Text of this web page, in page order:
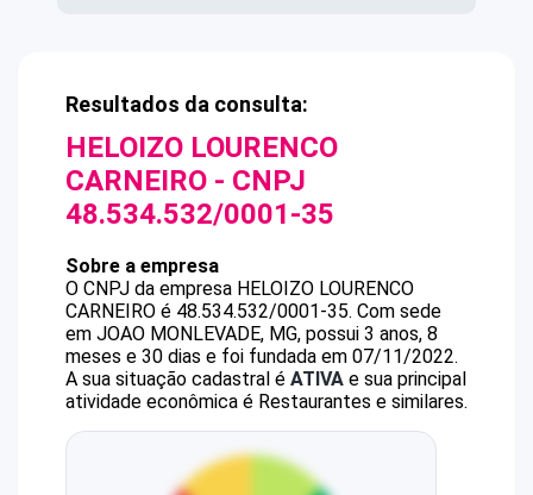
Resultados da consulta:
HELOIZO LOURENCO
CARNEIRO - CNPJ
48.534.532/0001-35
Sobre a empresa
O CNPJ da empresa HELOIZO LOURENCO
CARNEIRO é 48.534.532/0001-35. Com sede
em JOAO MONLEVADE, MG, possui 3 anos, 8
meses e 30 dias e foi fundada em 07/11/2022.
A sua situação cadastral é ATIVA e sua principal
atividade econômica é Restaurantes e similares.